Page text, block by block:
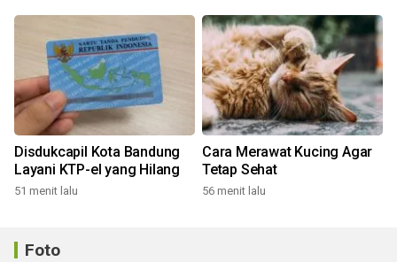
Disdukcapil Kota Bandung
Layani KTP-el yang Hilang
51 menit lalu
Cara Merawat Kucing Agar
Tetap Sehat
56 menit lalu
Foto